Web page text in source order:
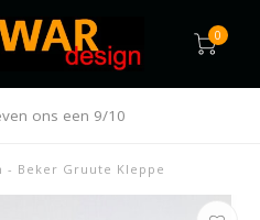
0
ons een 9/10
- Beker Gruute Kleppe